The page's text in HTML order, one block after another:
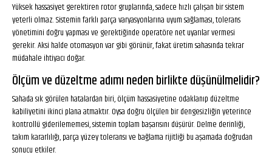
Yüksek hassasiyet gerektiren rotor gruplarında, sadece hızlı çalışan bir sistem
yeterli olmaz. Sistemin farklı parça varyasyonlarına uyum sağlaması, tolerans
yönetimini doğru yapması ve gerektiğinde operatöre net uyarılar vermesi
gerekir. Aksi halde otomasyon var gibi görünür, fakat üretim sahasında tekrar
müdahale ihtiyacı doğar.
Ölçüm ve düzeltme adımı neden birlikte düşünülmelidir?
Sahada sık görülen hatalardan biri, ölçüm hassasiyetine odaklanıp düzeltme
kabiliyetini ikinci plana atmaktır. Oysa doğru ölçülen bir dengesizliğin yeterince
kontrollü giderilememesi, sistemin toplam başarısını düşürür. Delme derinliği,
takım kararlılığı, parça yüzey toleransı ve bağlama rijitliği bu aşamada doğrudan
sonucu etkiler.